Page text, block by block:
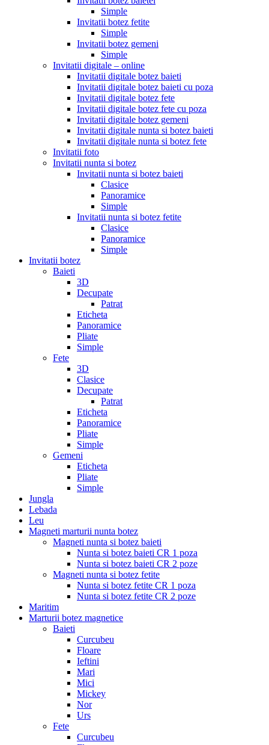
Simple
Invitatii botez fetite
Simple
Invitatii botez gemeni
Simple
Invitatii digitale – online
Invitatii digitale botez baieti
Invitatii digitale botez baieti cu poza
Invitatii digitale botez fete
Invitatii digitale botez fete cu poza
Invitatii digitale botez gemeni
Invitatii digitale nunta si botez baieti
Invitatii digitale nunta si botez fete
Invitatii foto
Invitatii nunta si botez
Invitatii nunta si botez baieti
Clasice
Panoramice
Simple
Invitatii nunta si botez fetite
Clasice
Panoramice
Simple
Invitatii botez
Baieti
3D
Decupate
Patrat
Eticheta
Panoramice
Pliate
Simple
Fete
3D
Clasice
Decupate
Patrat
Eticheta
Panoramice
Pliate
Simple
Gemeni
Eticheta
Pliate
Simple
Jungla
Lebada
Leu
Magneti marturii nunta botez
Magneti nunta si botez baieti
Nunta si botez baieti CR 1 poza
Nunta si botez baieti CR 2 poze
Magneti nunta si botez fetite
Nunta si botez fetite CR 1 poza
Nunta si botez fetite CR 2 poze
Maritim
Marturii botez magnetice
Baieti
Curcubeu
Floare
Ieftini
Mari
Mici
Mickey
Nor
Urs
Fete
Curcubeu